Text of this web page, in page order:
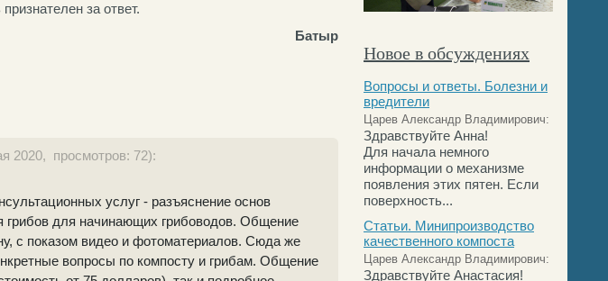
за ответ.
Батыр
2020, просмотров: 72):
услуг - разъяснение основ
грибов для начинающих грибоводов. Общение
с показом видео и фотоматериалов. Сюда же
вопросы по компосту и грибам. Общение
Новое в обсуждениях
Вопросы и ответы. Болезни и
вредители
Царев Александр Владимирович:
Здравствуйте Анна!
Для начала немного
информации о механизме
появления этих пятен. Если
поверхность...
Статьи. Минипроизводство
качественного компоста
Царев Александр Владимирович:
Здравствуйте Анастасия!